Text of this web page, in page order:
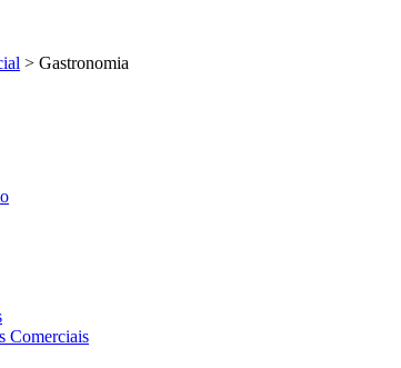
> Gastronomia
Comerciais